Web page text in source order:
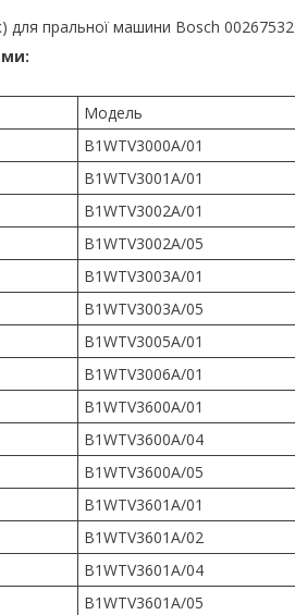
для пральної машини Bosch 00267532
Модель
B1WTV3000A/01
B1WTV3001A/01
B1WTV3002A/01
B1WTV3002A/05
B1WTV3003A/01
B1WTV3003A/05
B1WTV3005A/01
B1WTV3006A/01
B1WTV3600A/01
B1WTV3600A/04
B1WTV3600A/05
B1WTV3601A/01
B1WTV3601A/02
B1WTV3601A/04
B1WTV3601A/05